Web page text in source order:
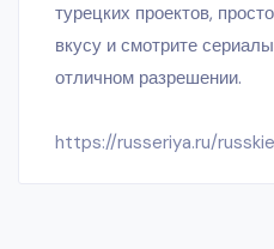
турецких проектов,
вкусу и смотрите
отличном разрешении.
https://russeriya.ru/